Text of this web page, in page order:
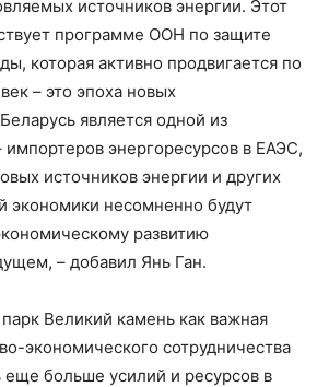
источников энергии. Этот
программе ООН по защите
которая активно продвигается по
– это эпоха новых
является одной из
импортеров энергоресурсов в ЕАЭС,
источников энергии и других
экономики несомненно будут
развитию
– добавил Янь Ган.
Великий камень как важная
экономического сотрудничества
еще больше усилий и ресурсов в